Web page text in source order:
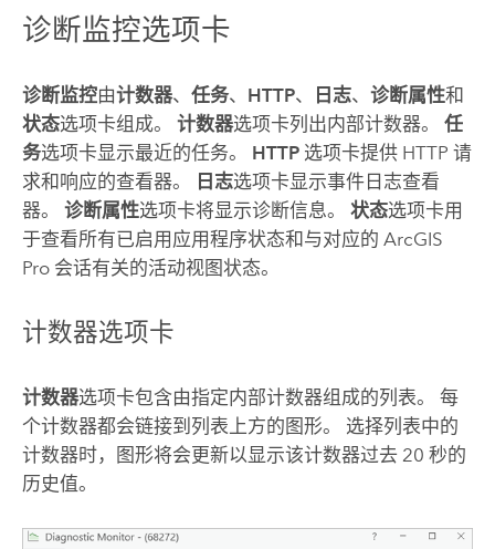
诊断监控选项卡
诊断监控由计数器、 任务、 HTTP、 日志、 诊断属性和
状态选项卡组成。 计数器选项卡列出内部计数器。 任
务选项卡显示最近的任务。 HTTP选项卡提供 HTTP 请
求和响应的查看器。
日志选项卡显示事件日志查看
器。 诊断属性选项卡将显示诊断信息。 状态选项卡用
于查看所有已启用应用程序状态和与对应的 ArcGIS
Pro会话有关的活动视图状态。
计数器选项卡
计数器选项卡包含由指定内部计数器组成的列表。 每
个计数器都会链接到列表上方的图形。 选择列表中的
计数器时，图形将会更新以显示该计数器过去 20 秒的
历史值。